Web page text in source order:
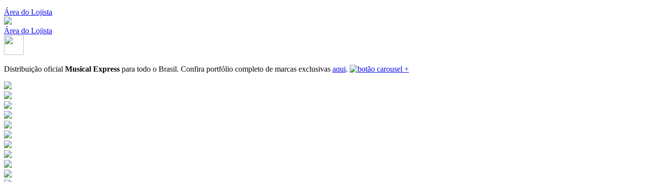
Área do Lojista
Área do Lojista
Distribuição oficial Musical Express para todo o Brasil. Confira portfólio completo de marcas exclusivas aqui.